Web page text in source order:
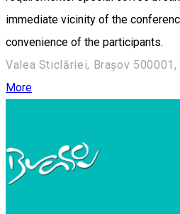
immediate vicinity of the
convenience of the participants.
Valea Sticlăriei, Brașov 500001,
More